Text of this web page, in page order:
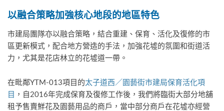
以融合策略加強核心地段的地區特色
市建局團隊亦以融合策略，結合重建、保育、活化及復修的市
區更新模式，配合地方營造的手法，加強花墟的氛圍和街道活
力，尤其是花店林立的花墟道一帶。
在毗鄰YTM-013項目的太子道西／園藝街市建局保育活化項
目 ，自2016年完成保育及復修工作後，我們將臨街大部分地舖
租予售賣鮮花及園藝用品的商戶，當中部分商戶在花墟亦經營